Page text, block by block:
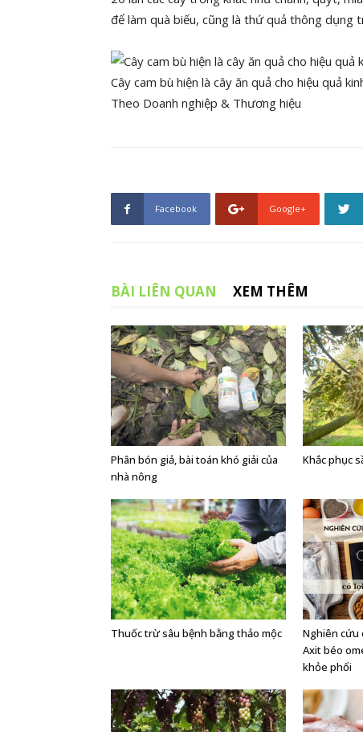
để làm quà biếu, cũng là thứ quả thông dụng
Cây cam bù hiện là cây ăn quả cho hiệu quả
Theo Doanh nghiệp & Thương hiệu
Facebook Google+
BÀI LIÊN QUAN XEM THÊM
Phân bón giả, bài toán khó giải của
nhà nông
Khắc phục
Thuốc trừ sâu bệnh bằng thảo mộc
Nghiên cứu
Axit béo
khỏe phổi